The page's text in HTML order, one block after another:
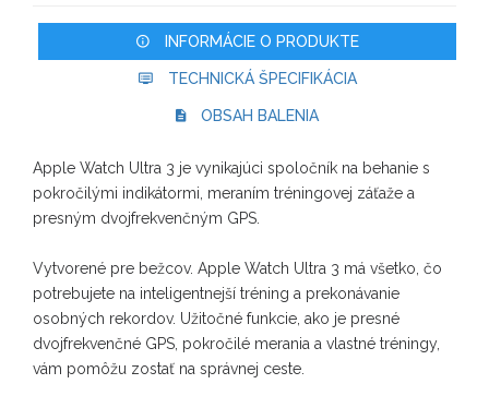
INFORMÁCIE O PRODUKTE
TECHNICKÁ ŠPECIFIKÁCIA
OBSAH BALENIA
Apple Watch Ultra 3 je vynikajúci spoločník na behanie s
pokročilými indikátormi, meraním tréningovej záťaže a
presným dvojfrekvenčným GPS.
Vytvorené pre bežcov. Apple Watch Ultra 3 má všetko, čo
potrebujete na inteligentnejší tréning a prekonávanie
osobných rekordov. Užitočné funkcie, ako je presné
dvojfrekvenčné GPS, pokročilé merania a vlastné tréningy,
vám pomôžu zostať na správnej ceste.